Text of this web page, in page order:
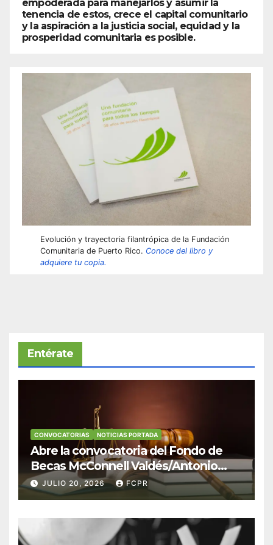
empoderada para manejarlos y asumir la
tenencia de estos, crece el capital comunitario
y la aspiración a la justicia social, equidad y la
prosperidad comunitaria es posible.
Evolución y trayectoria filantrópica de la Fundación
Comunitaria de Puerto Rico. Conoce del libro y
adquiere tu copia.
Entérate
CONVOCATORIAS NOTICIAS PORTADA
Abre la convocatoria del Fondo de
Becas McConnell Valdés/Antonio
Escudero Viera para estudiantes de
Derecho en Puerto Rico
JULIO 20, 2026 FCPR